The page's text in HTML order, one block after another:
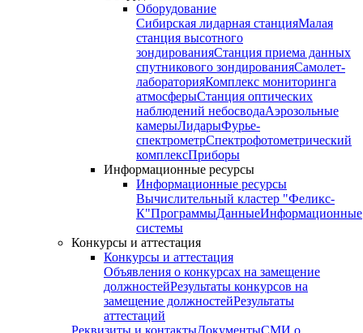
Оборудование
Сибирская лидарная станцияМалая
станция высотного
зондированияСтанция приема данных
спутникового зондированияСамолет-
лабораторияКомплекс мониторинга
атмосферыСтанция оптических
наблюдений небосводаАэрозольные
камерыЛидарыФурье-
спектрометрСпектрофотометрический
комплексПриборы
Информационные ресурсы
Информационные ресурсы
Вычислительный кластер "Феликс-
К"ПрограммыДанныеИнформационные
системы
Конкурсы и аттестация
Конкурсы и аттестация
Объявления о конкурсах на замещение
должностейРезультаты конкурсов на
замещение должностейРезультаты
аттестаций
Реквизиты и контактыДокументыСМИ о